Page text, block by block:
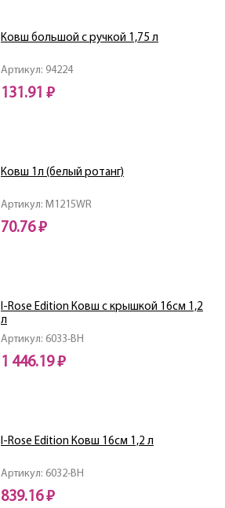
Артикул: 94224
Ковш большой с ручкой 1,75 л
131.91 ₽
Артикул: M1215WR
Ковш 1л (белый ротанг)
70.76 ₽
Артикул: 6033-BH
I-Rose Edition Ковш с крышкой 16см 1,2
л
1 446.19 ₽
Артикул: 6032-BH
I-Rose Edition Ковш 16см 1,2 л
839.16 ₽